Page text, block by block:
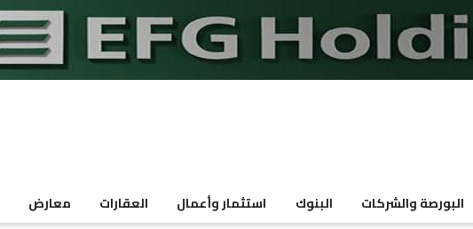
البورصة والشركات البنوك استثمار وأعمال العقارات معارض